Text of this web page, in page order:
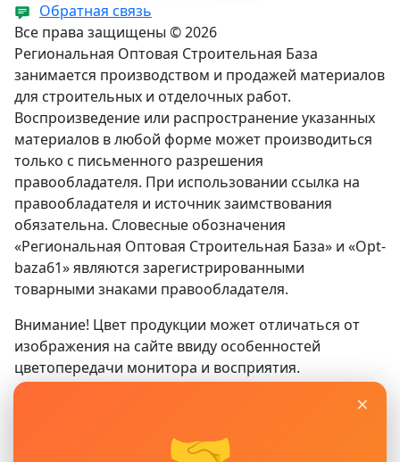
×
Обратная связь
Все права защищены © 2026
Региональная Оптовая Строительная База
занимается производством и продажей материалов
для строительных и отделочных работ.
Воспроизведение или распространение указанных
материалов в любой форме может производиться
только с письменного разрешения
правообладателя. При использовании ссылка на
правообладателя и источник заимствования
обязательна. Словесные обозначения
«Региональная Оптовая Строительная База» и «Opt-
baza61» являются зарегистрированными
товарными знаками правообладателя.
Внимание! Цвет продукции может отличаться от
изображения на сайте ввиду особенностей
цветопередачи монитора и восприятия.
не является публичной офертой, определяемой